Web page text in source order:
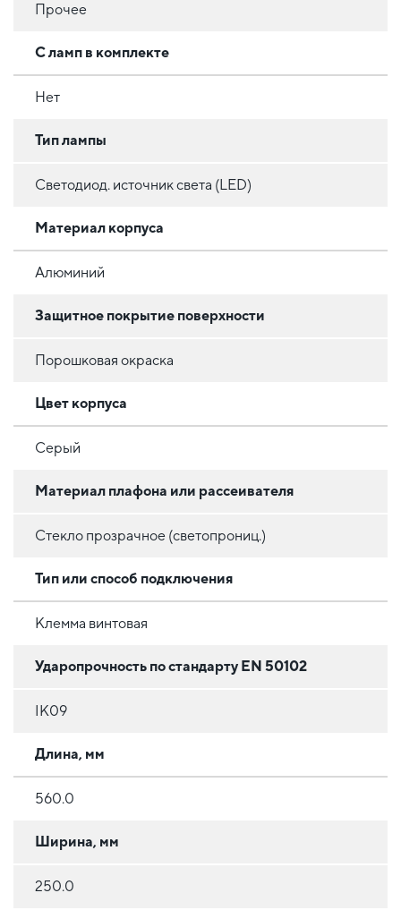
Прочее
С ламп в комплекте
Нет
Тип лампы
Светодиод. источник света (LED)
Материал корпуса
Алюминий
Защитное покрытие поверхности
Порошковая окраска
Цвет корпуса
Серый
Материал плафона или рассеивателя
Стекло прозрачное (светопрониц.)
Тип или способ подключения
Клемма винтовая
Ударопрочность по стандарту EN 50102
IK09
Длина, мм
560.0
Ширина, мм
250.0